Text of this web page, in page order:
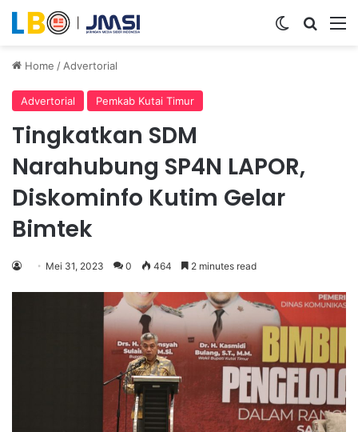
Switch skin
Home / Advertorial
Advertorial Pemkab Kutai Timur
Tingkatkan SDM
Narahubung SP4N LAPOR,
Diskominfo Kutim Gelar
Bimtek
Mei 31, 2023 0 464 2 minutes read